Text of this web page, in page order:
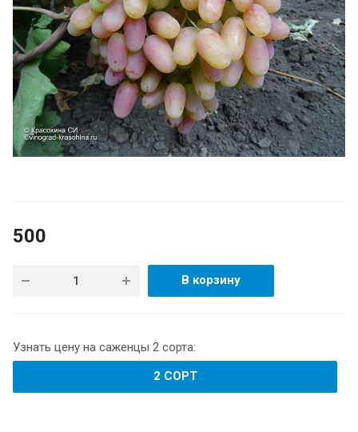
500
В корзину
Узнать цену на саженцы 2 сорта:
2 СОРТ